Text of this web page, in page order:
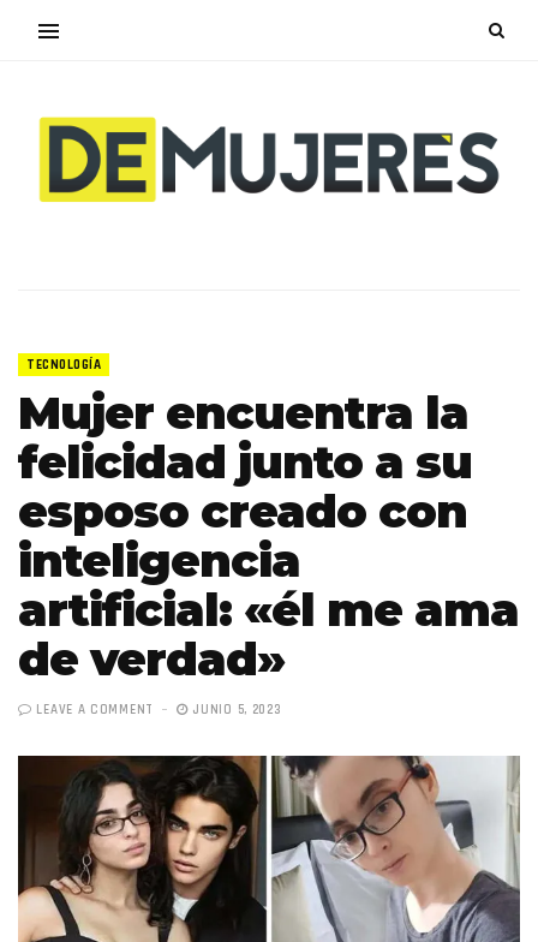
TECNOLOGÍA
Mujer encuentra la
felicidad junto a su
esposo creado con
inteligencia
artificial: «él me ama
de verdad»
LEAVE A COMMENT JUNIO 5, 2023